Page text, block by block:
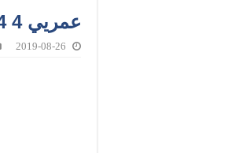
عمريي 4 4 4 4
2019-08-26